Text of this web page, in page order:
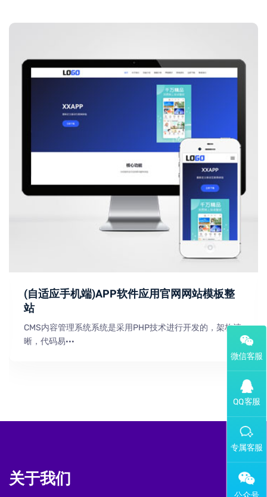
(自适应手机端)APP软件应用官网网站模板整
站
CMS内容管理系统系统是采用PHP技术进行开发的，架构清
晰，代码易···
关于我们